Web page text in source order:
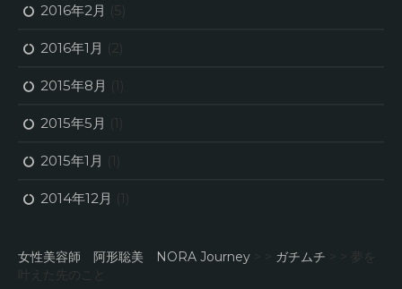
2016年2月 (5)
2016年1月 (2)
2015年8月 (1)
2015年5月 (1)
2015年1月 (1)
2014年12月 (1)
女性美容師 阿形聡美 NORA Journey > > ガチムチ > >
夢を
叶えた先のこと